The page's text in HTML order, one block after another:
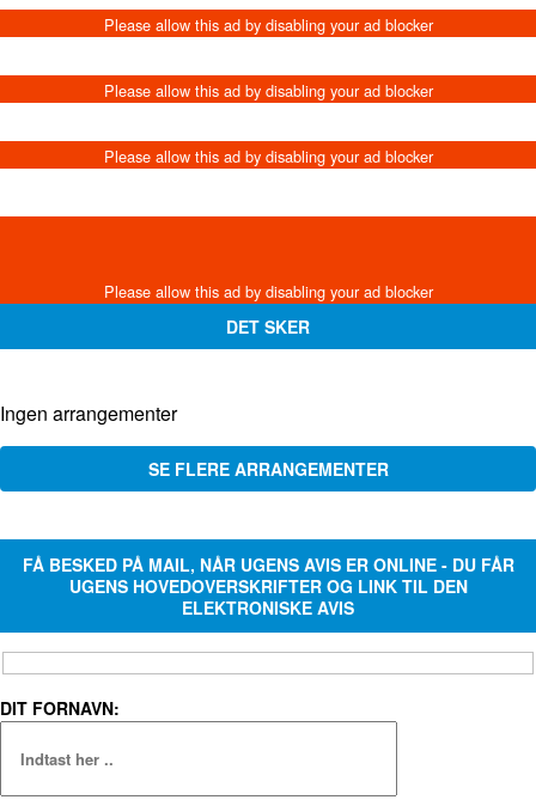
DET SKER
Ingen arrangementer
SE FLERE ARRANGEMENTER
FÅ BESKED PÅ MAIL, NÅR UGENS AVIS ER ONLINE - DU FÅR
UGENS HOVEDOVERSKRIFTER OG LINK TIL DEN
ELEKTRONISKE AVIS
DIT FORNAVN: